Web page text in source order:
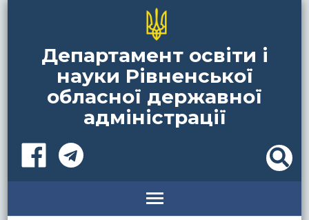
Департамент освіти і
науки Рівненської
обласної державної
адміністрації